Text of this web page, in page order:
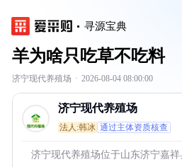
寻源宝典
羊为啥只吃草不吃料
济宁现代养殖场 · 2026-08-04 08:00:00
济宁现代养殖场
法人:韩冰 通过主体资质核查
济宁现代养殖场位于山东济宁嘉